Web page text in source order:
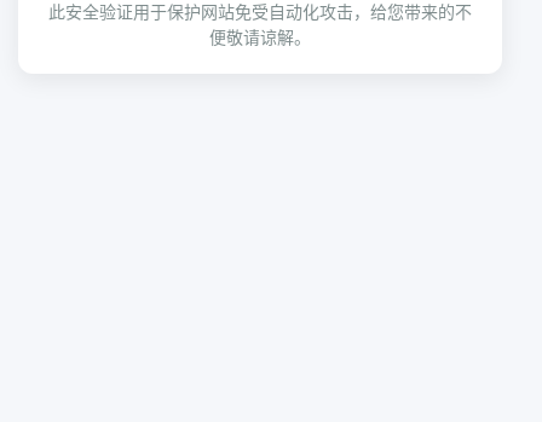
此安全验证用于保护网站免受自动化攻击，给您带来的不
便敬请谅解。